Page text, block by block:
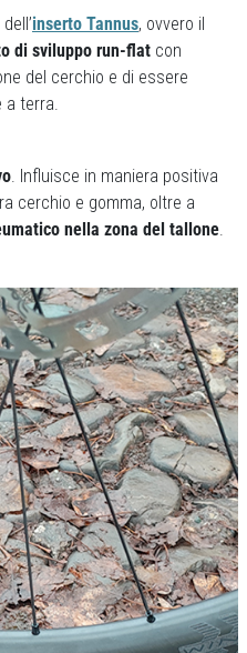
inserto Tannus, ovvero il
di sviluppo run-flat con
del cerchio e di essere
a terra.
. Influisce in maniera positiva
cerchio e gomma, oltre a
nella zona del tallone.